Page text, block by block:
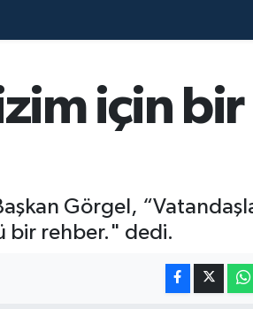
için bir
Görgel,
bir rehber." dedi.